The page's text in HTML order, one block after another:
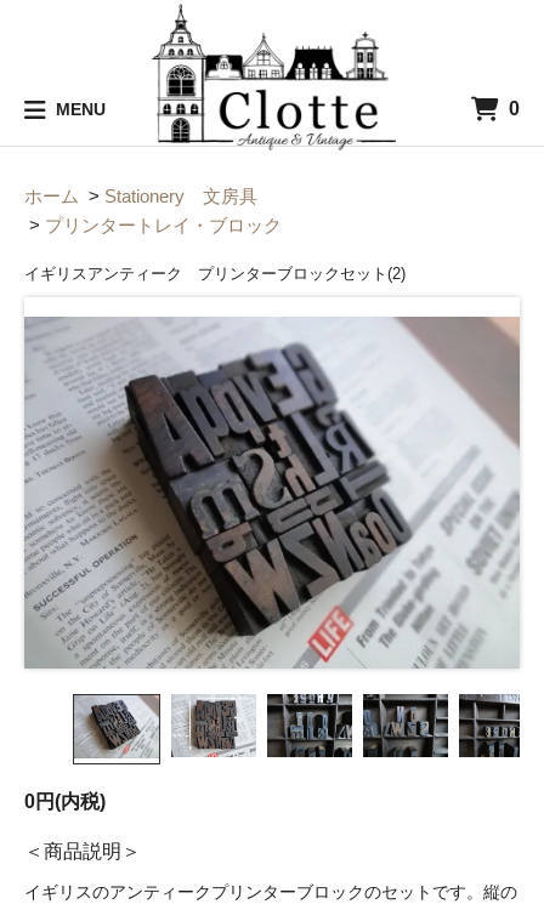
MENU 0
ホーム > Stationery 文房具
> プリンタートレイ・ブロック
イギリスアンティーク プリンターブロックセット(2)
0円(内税)
商品説明
イギリスのアンティークプリンターブロックのセットです。縦の